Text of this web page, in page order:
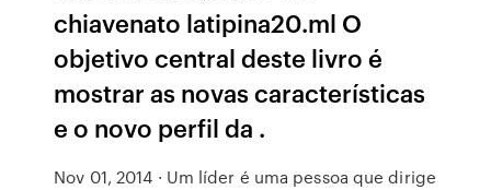
chiavenato latipina20.ml O
objetivo central deste livro é
mostrar as novas características
e o novo perfil da .
Nov 01, 2014 · Um líder é uma pessoa que dirige